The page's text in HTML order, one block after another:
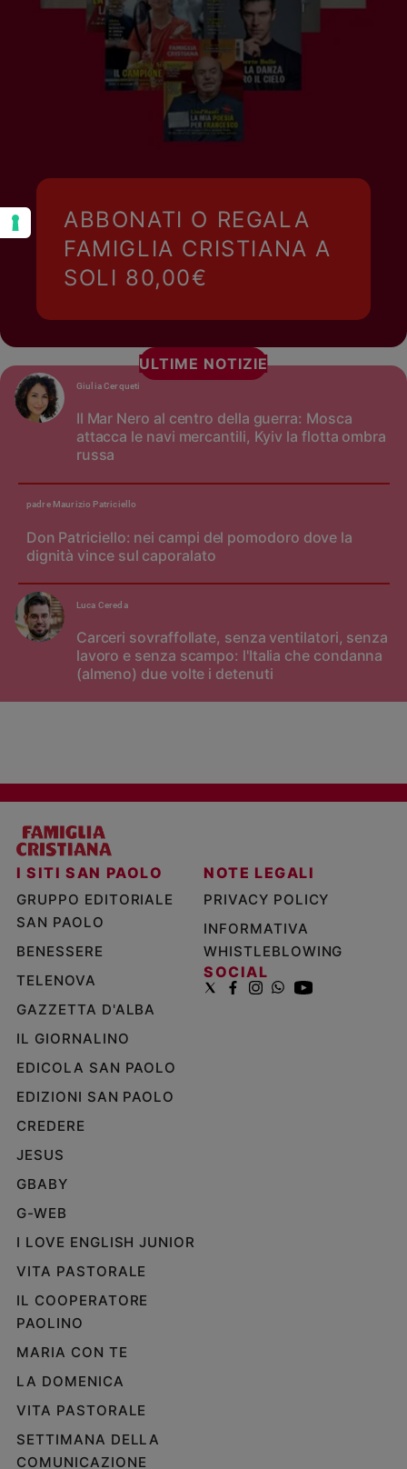
ABBONATI O REGALA
FAMIGLIA CRISTIANA A
SOLI 80,00€
ULTIME NOTIZIE
Il Mar Nero al centro della guerra: Mosca
attacca le navi mercantili, Kyiv la flotta ombra
russa
Giulia Cerqueti
Don Patriciello: nei campi del pomodoro dove la
dignità vince sul caporalato
padre Maurizio Patriciello
Carceri sovraffollate, senza ventilatori, senza
lavoro e senza scampo: l'Italia che condanna
(almeno) due volte i detenuti
Luca Cereda
I SITI SAN PAOLO
GRUPPO EDITORIALE
SAN PAOLO
BENESSERE
TELENOVA
GAZZETTA D'ALBA
IL GIORNALINO
EDICOLA SAN PAOLO
EDIZIONI SAN PAOLO
CREDERE
JESUS
GBABY
G-WEB
I LOVE ENGLISH JUNIOR
VITA PASTORALE
IL COOPERATORE
PAOLINO
MARIA CON TE
LA DOMENICA
VITA PASTORALE
SETTIMANA DELLA
COMUNICAZIONE
NOTE LEGALI
PRIVACY POLICY
INFORMATIVA
WHISTLEBLOWING
SOCIAL